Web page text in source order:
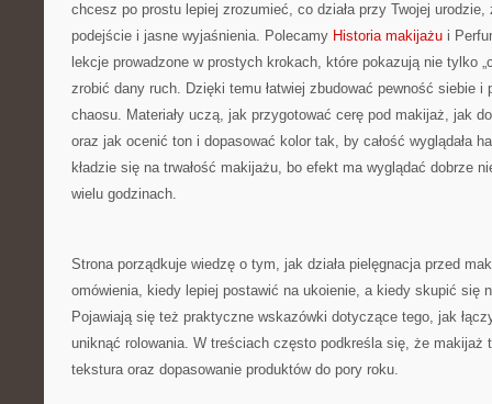
chcesz po prostu lepiej zrozumieć, co działa przy Twojej
podejście i jasne wyjaśnienia. Polecamy Historia makijażu i
lekcje prowadzone w prostych krokach, które pokazują nie tylko
zrobić dany ruch. Dzięki temu łatwiej zbudować pewność siebie i
chaosu. Materiały uczą, jak przygotować cerę pod makijaż, jak
oraz jak ocenić ton i dopasować kolor tak, by całość wyglądała
kładzie się na trwałość makijażu, bo efekt ma wyglądać dobrze
wielu godzinach.
Strona porządkuje wiedzę o tym, jak działa pielęgnacja przed
omówienia, kiedy lepiej postawić na ukoienie, a kiedy skupić się
Pojawiają się też praktyczne wskazówki dotyczące tego, jak
uniknąć rolowania. W treściach często podkreśla się, że makijaż
tekstura oraz dopasowanie produktów do pory roku.